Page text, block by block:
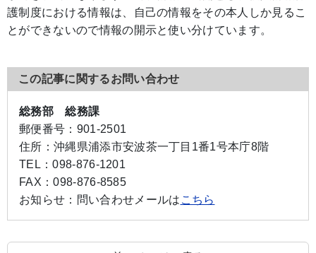
護制度における情報は、自己の情報をその本人しか見るこ
とができないので情報の開示と使い分けています。
この記事に関するお問い合わせ
総務部 総務課
郵便番号： 901-2501
住所： 沖縄県浦添市安波茶一丁目1番1号本庁8階
TEL：098-876-1201
FAX：098-876-8585
お知らせ： 問い合わせメールは こちら